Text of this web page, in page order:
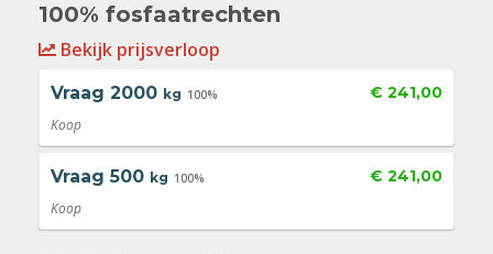
100% fosfaatrechten
Bekijk prijsverloop
Vraag 2000 kg 100% € 241,00
Koop
Vraag 500 kg 100% € 241,00
Koop